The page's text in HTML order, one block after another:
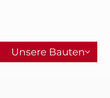
Unsere Bauten